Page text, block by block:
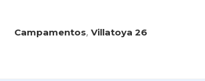
Campamentos, Villatoya 26